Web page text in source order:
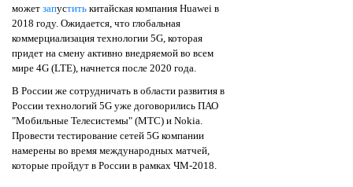
может запустить китайская компания Huawei в
2018 году. Ожидается, что глобальная
коммерциализация технологии 5G, которая
придет на смену активно внедряемой во всем
мире 4G (LTE), начнется после 2020 года.
В России же сотрудничать в области развития в
России технологий 5G уже договорились ПАО
"Мобильные Телесистемы" (МТС) и Nokia.
Провести тестирование сетей 5G компании
намерены во время международных матчей,
которые пройдут в России в рамках ЧМ-2018.